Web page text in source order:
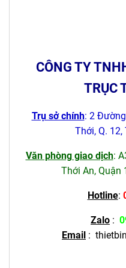
CÔNG TY
TRỤC
Trụ sở chính: 2 Đường
Thới, Q. 12,
Văn phòng giao dịch:
Thới An, Quận
Hotline:
Zalo :
Email :